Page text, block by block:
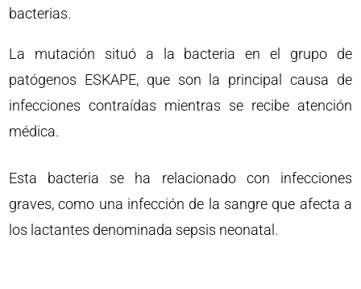
bacterias.
La mutación situó a la bacteria en el grupo de
patógenos ESKAPE, que son la principal causa de
infecciones contraídas mientras se recibe atención
médica.
Esta bacteria se ha relacionado con infecciones
graves, como una infección de la sangre que afecta a
los lactantes denominada sepsis neonatal.